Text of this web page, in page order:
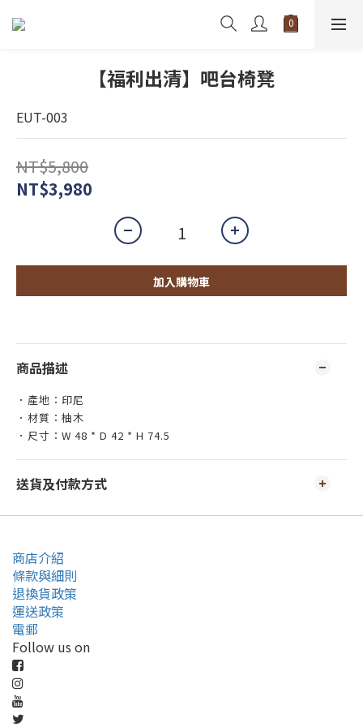
【福利出清】吧台椅凳
EUT-003
NT$5,800
NT$3,980
加入購物車
商品描述
．產地：印尼
．材質：柚木
．尺寸：W 48 * D 42 * H 74.5
送貨及付款方式
商店介紹
條款與細則
退換貨政策
運送政策
電郵
Follow us on